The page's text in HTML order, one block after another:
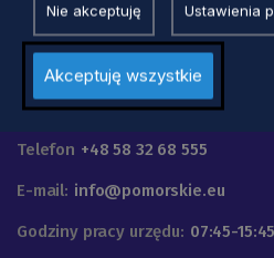
Urząd Marszałkowski
Województwa Pomorskiego
Telefon +48 58 32 68 555
E-mail: info@pomorskie.eu
Godziny pracy urzędu: 07:45-15:45
Nie akceptuję Ustawienia
Akceptuję wszystkie